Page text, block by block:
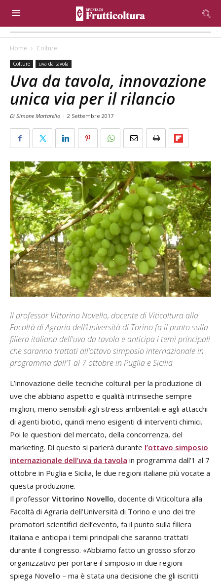
Home Colture
Colture uva da tavola
Uva da tavola, innovazione
unica via per il rilancio
Di Simone Martarello - 2 Settembre 2017
Il professor Vittorino Novello, docente di Viticoltura alla
Facoltà di Agraria dell’Università di Torino fa il punto sulla
filiera italiana dell'uva da tavola e anticipa i temi principali
che saranno trattati all’ottavo simposio internazionale in
programma dall’1 al 7 ottobre in Puglia e Sicilia
L’innovazione delle tecniche colturali per la produzione di
uve che abbiano aspetto e qualità intrinseche sempre
migliori, meno sensibili agli stress ambientali e agli attacchi
di agenti biotici, quindi meno esigenti di interventi chimici.
Poi le questioni del mercato, della concorrenza, del
marketing. Di questo si parlerà durante l’ottavo simposio
internazionale dell’uva da tavola in programma dall’1 al 7
ottobre in Puglia e Sicilia, le due regioni italiane più vocate a
questa produzione.
Il professor Vittorino Novello, docente di Viticoltura alla
Facoltà di Agraria dell’Università di Torino e uno dei tre
promotori scientifici dell’evento, fa il punto sulla filiera
italiana e anticipa i temi principali che saranno trattati
durante il congresso. «Abbiamo fatto un grosso sforzo
organizzativo per portare il simposio in due regioni –
spiega Novello – ma è stata una decisione che gli iscritti